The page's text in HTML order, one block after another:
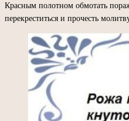
Красным полотном обмотать
перекреститься и прочесть